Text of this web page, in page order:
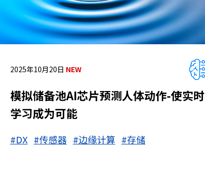
2025年10月20日
模拟储备池AI芯片预测人体动作-使实时
学习成为可能
#DX #传感器 #边缘计算 #存储